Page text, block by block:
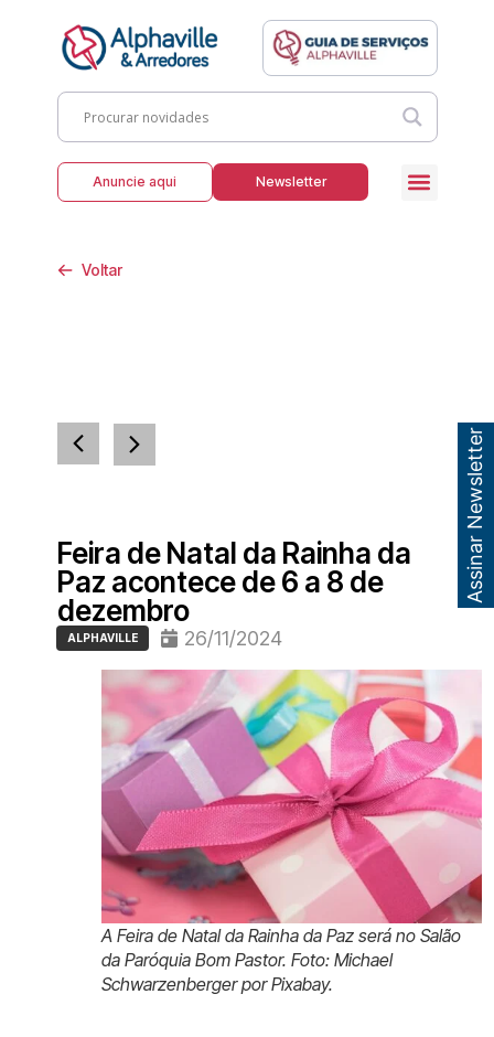
Anuncie aqui Newsletter
Voltar
Feira de Natal da Rainha da
Paz acontece de 6 a 8 de
dezembro
ALPHAVILLE 26/11/2024
A Feira de Natal da Rainha da Paz será no Salão
da Paróquia Bom Pastor. Foto: Michael
Schwarzenberger por Pixabay.
Assinar Newsletter